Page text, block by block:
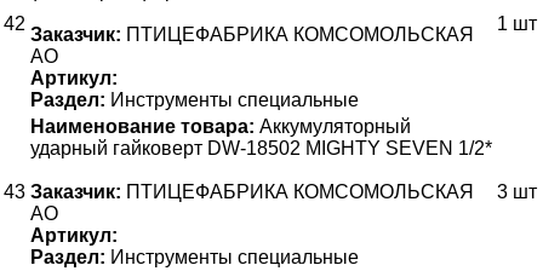
42
Заказчик: ПТИЦЕФАБРИКА КОМСОМОЛЬСКАЯ
АО
Артикул:
Раздел: Инструменты специальные
1 шт
43
Наименование товара: Аккумуляторный
ударный гайковерт DW-18502 MIGHTY SEVEN 1/2*
Заказчик: ПТИЦЕФАБРИКА КОМСОМОЛЬСКАЯ
АО
Артикул:
Раздел: Инструменты специальные
3 шт